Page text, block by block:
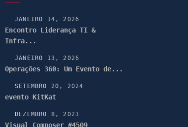
JANEIRO 14, 2026
Encontro Liderança TI &
Infra...
JANEIRO 13, 2026
Operações 360: Um Evento de...
SETEMBRO 20, 2024
evento KitKat
DEZEMBRO 8, 2023
Visual Composer #4509